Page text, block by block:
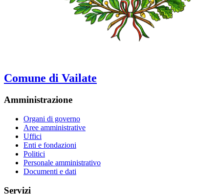
Comune di Vailate
Amministrazione
Organi di governo
Aree amministrative
Uffici
Enti e fondazioni
Politici
Personale amministrativo
Documenti e dati
Servizi